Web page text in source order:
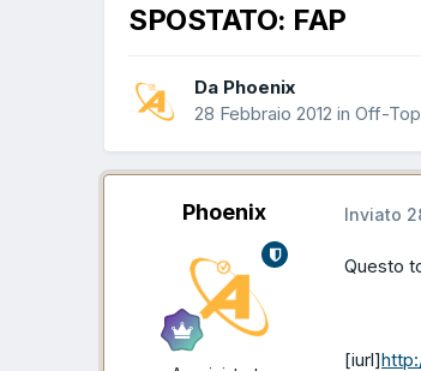
SPOSTATO: FAP
Da Phoenix
28 Febbraio 2012 in Off-
Phoenix Inviato
Questo
[iurl]